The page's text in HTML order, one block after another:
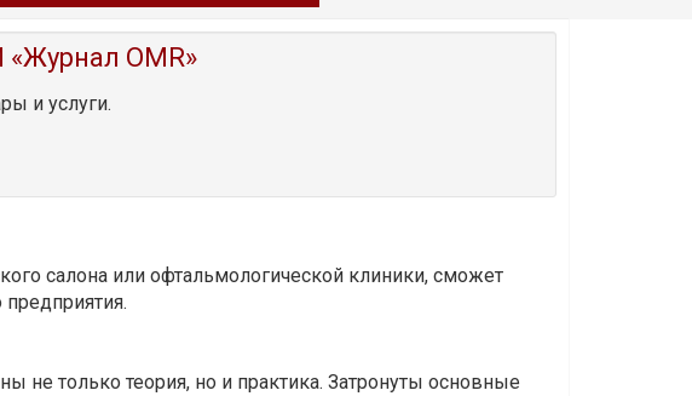
OMR»
и услуги.
салона или офтальмологической клиники, сможет
не только теория, но и практика. Затронуты основные